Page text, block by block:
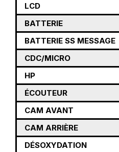
LCD
BATTERIE
BATTERIE SS MESSAGE
CDC/MICRO
HP
ÉCOUTEUR
CAM AVANT
CAM ARRIÈRE
DÉSOXYDATION